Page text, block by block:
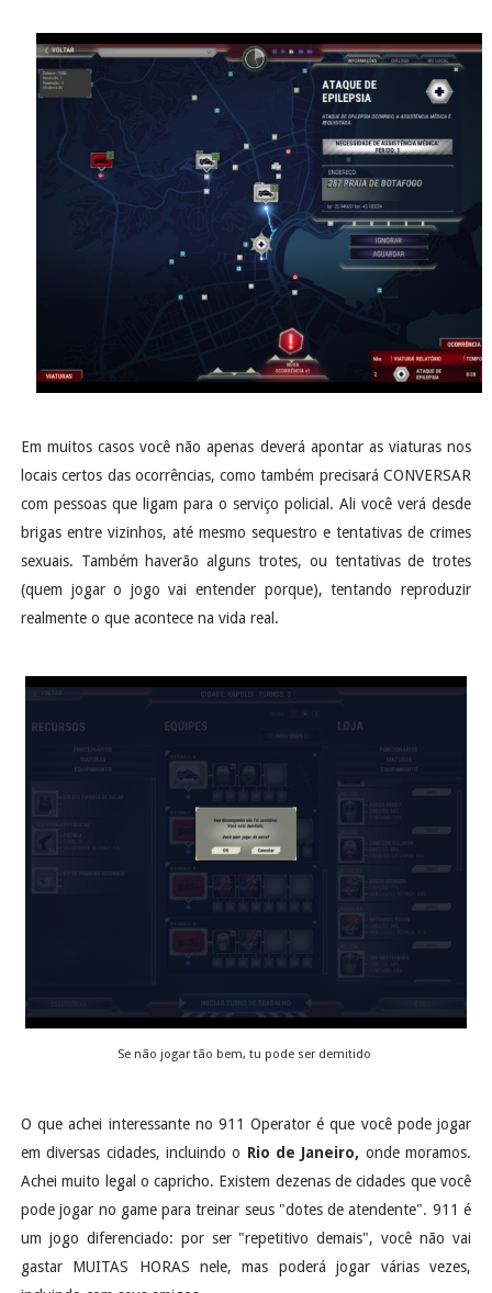
Em muitos casos você não apenas deverá apontar as viaturas nos
locais certos das ocorrências, como também precisará CONVERSAR
com pessoas que ligam para o serviço policial. Ali você verá desde
brigas entre vizinhos, até mesmo sequestro e tentativas de crimes
sexuais. Também haverão alguns trotes, ou tentativas de trotes
(quem jogar o jogo vai entender porque), tentando reproduzir
realmente o que acontece na vida real.
Se não jogar tão bem, tu pode ser demitido
O que achei interessante no 911 Operator é que você pode jogar
em diversas cidades, incluindo o Rio de Janeiro, onde moramos.
Achei muito legal o capricho. Existem dezenas de cidades que você
pode jogar no game para treinar seus "dotes de atendente". 911 é
um jogo diferenciado: por ser "repetitivo demais", você não vai
gastar MUITAS HORAS nele, mas poderá jogar várias vezes,